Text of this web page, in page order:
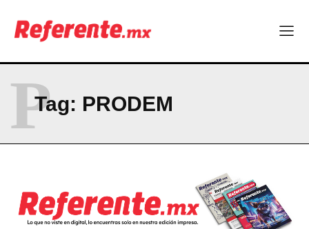
profesionistas chihuahuenses
El proyecto que cambió al mundo sin proponérselo: cómo
Más escuelas renovadas: fortalecen espacios para el regreso
¿Y si el futuro industrial de Chihuahua estuviera en el aire?
Los 40 ya no son la mitad de la vida: son el nuevo punto de
partida
ABOUT
Tag: PRODEM
P